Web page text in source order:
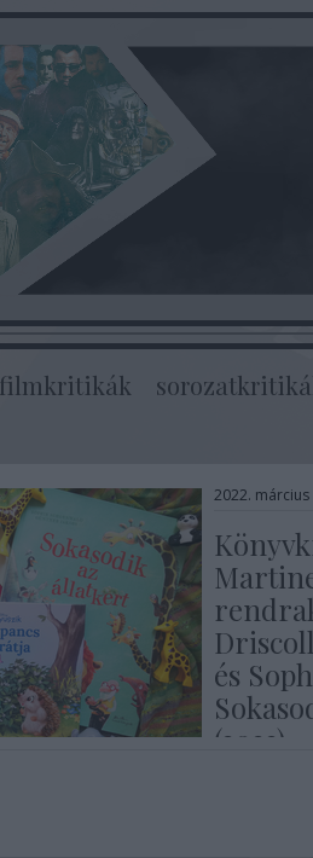
filmkritikák
2022. március
és
(2022)
érdemes
a 2+-os